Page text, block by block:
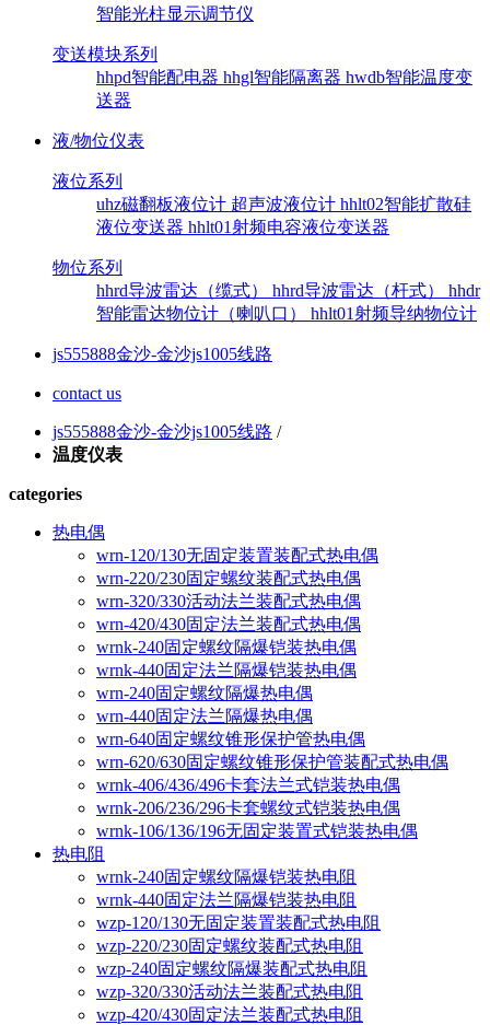
智能光柱显示调节仪
变送模块系列
hhpd智能配电器 hhgl智能隔离器 hwdb智能温度变
送器
液/物位仪表
液位系列
uhz磁翻板液位计 超声波液位计 hhlt02智能扩散硅
液位变送器 hhlt01射频电容液位变送器
物位系列
hhrd导波雷达（缆式） hhrd导波雷达（杆式） hhdr
智能雷达物位计（喇叭口） hhlt01射频导纳物位计
js555888金沙-金沙js1005线路
contact us
js555888金沙-金沙js1005线路 /
温度仪表
categories
热电偶
wrn-120/130无固定装置装配式热电偶
wrn-220/230固定螺纹装配式热电偶
wrn-320/330活动法兰装配式热电偶
wrn-420/430固定法兰装配式热电偶
wrnk-240固定螺纹隔爆铠装热电偶
wrnk-440固定法兰隔爆铠装热电偶
wrn-240固定螺纹隔爆热电偶
wrn-440固定法兰隔爆热电偶
wrn-640固定螺纹锥形保护管热电偶
wrn-620/630固定螺纹锥形保护管装配式热电偶
wrnk-406/436/496卡套法兰式铠装热电偶
wrnk-206/236/296卡套螺纹式铠装热电偶
wrnk-106/136/196无固定装置式铠装热电偶
热电阻
wrnk-240固定螺纹隔爆铠装热电阻
wrnk-440固定法兰隔爆铠装热电阻
wzp-120/130无固定装置装配式热电阻
wzp-220/230固定螺纹装配式热电阻
wzp-240固定螺纹隔爆装配式热电阻
wzp-320/330活动法兰装配式热电阻
wzp-420/430固定法兰装配式热电阻